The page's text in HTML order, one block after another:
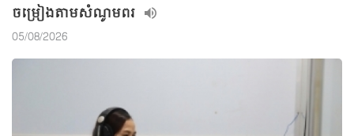
ចម្រៀងតាមសំណូមពរ
05/08/2026